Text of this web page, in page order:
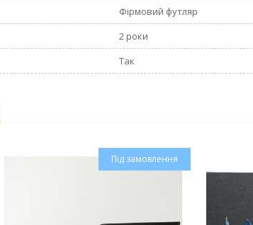
Фірмовий футляр
2 роки
Так
Під замовлення